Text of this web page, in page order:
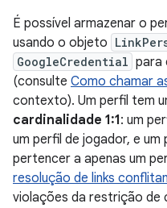
É possível armazenar o
usando o objeto
GoogleCredential para
(consulte Como chamar
contexto). Um perfil tem
cardinalidade 1:1: um
um perfil de jogador, e
pertencer a apenas um
resolução de links
violações da restrição de